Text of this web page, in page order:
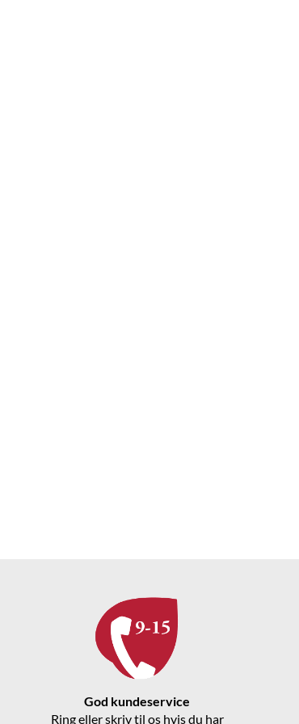
God kundeservice
Ring eller skriv til os hvis du har